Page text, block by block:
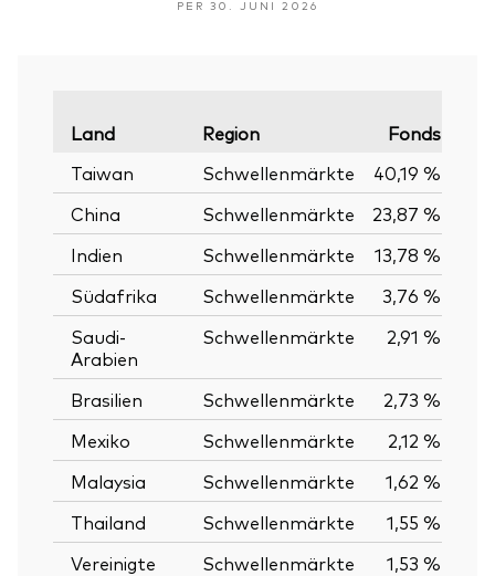
PER 30. JUNI 2026
Land Region Fonds
Taiwan
Schwellenmärkte
40,19 %
China
Schwellenmärkte
23,87 %
Indien
Schwellenmärkte
13,78 %
Südafrika
Schwellenmärkte
3,76 %
Saudi-
Arabien
Schwellenmärkte 2,91 %
Brasilien Schwellenmärkte
2,73 %
Mexiko
Schwellenmärkte
2,12 %
Malaysia
Schwellenmärkte
1,62 %
Thailand
Schwellenmärkte
1,55 %
Vereinigte
Schwellenmärkte 1,53 %